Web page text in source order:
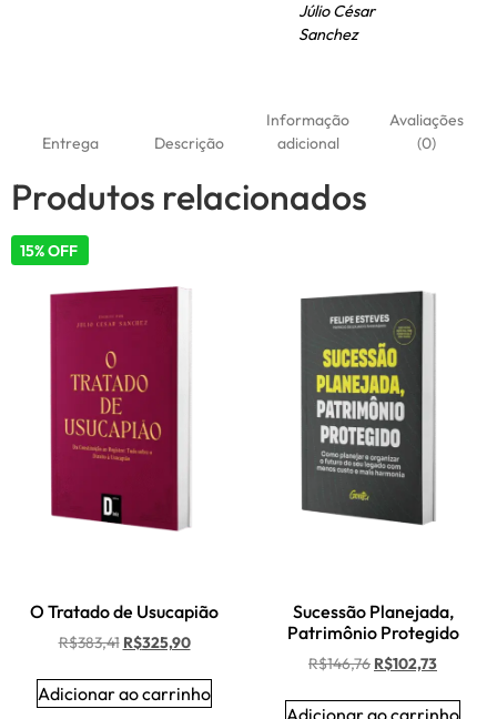
Júlio César
Sanchez
Entrega Descrição
Informação
adicional
Avaliações
(0)
Produtos relacionados
15% OFF
O Tratado de Usucapião
R$383,41 R$325,90
Adicionar ao carrinho
Sucessão Planejada,
Patrimônio Protegido
R$146,76 R$102,73